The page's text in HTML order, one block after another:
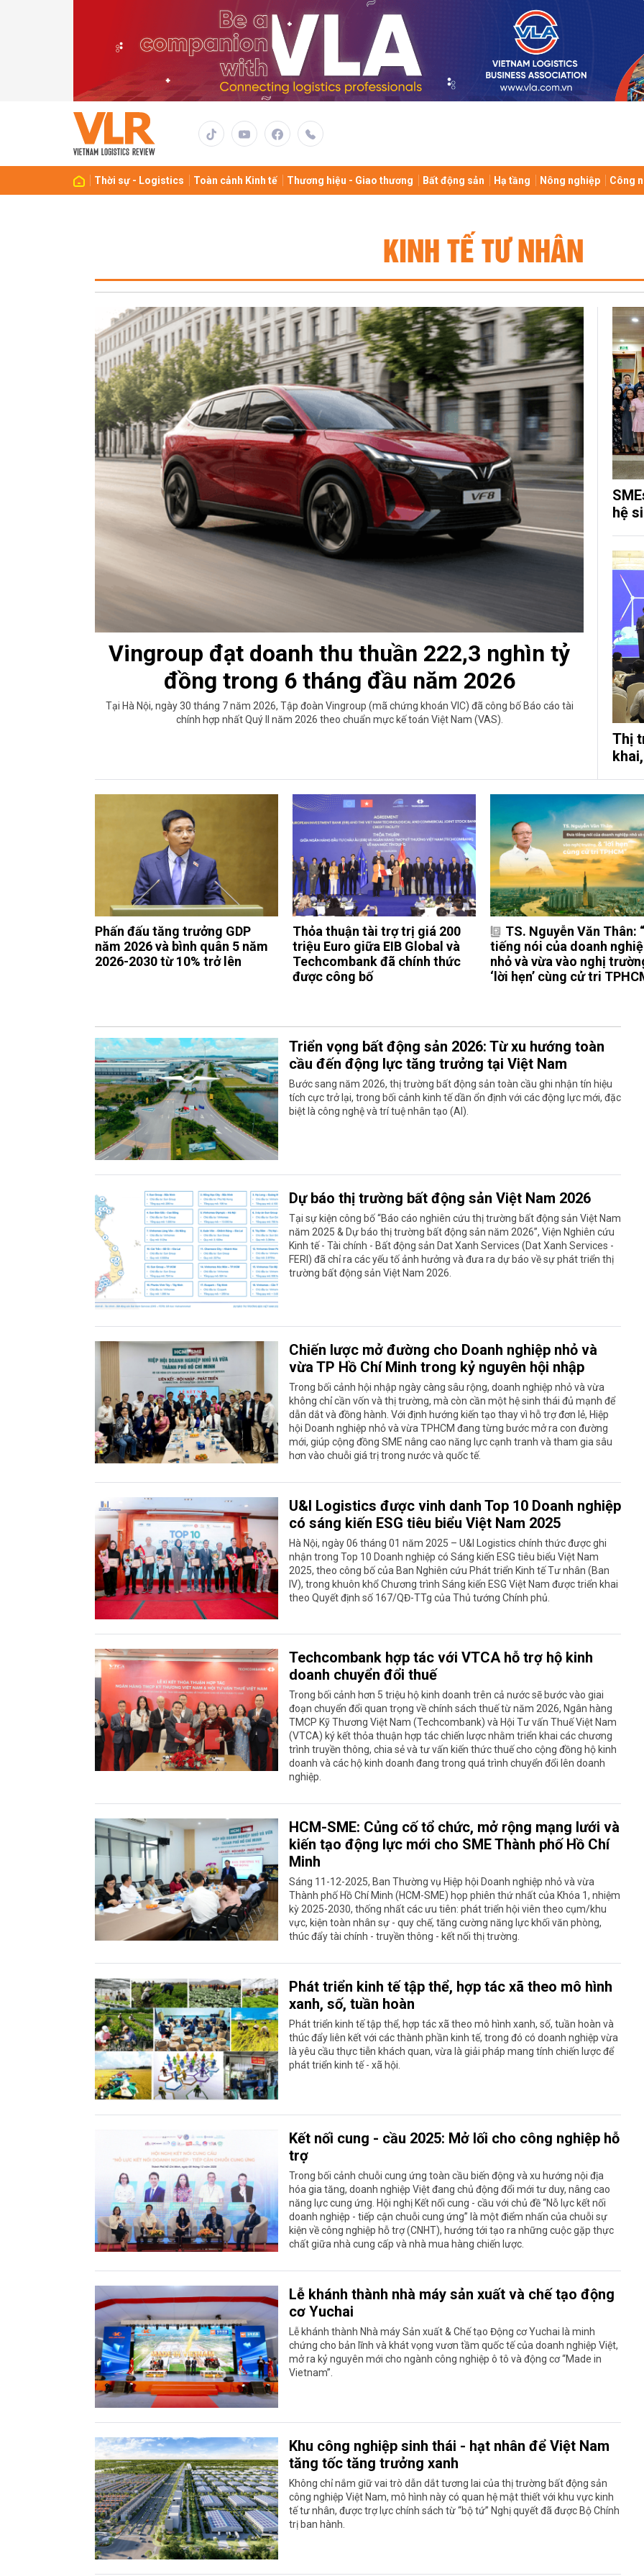
Thời sự - Logistics Toàn cảnh Kinh tế Thương hiệu - Giao thương Bất động sản Hạ tầng Nông nghiệp Công
KINH TẾ TƯ NHÂN
Vingroup đạt doanh thu thuần 222,3 nghìn tỷ
đồng trong 6 tháng đầu năm 2026
Tại Hà Nội, ngày 30 tháng 7 năm 2026, Tập đoàn Vingroup (mã chứng khoán VIC) đã công bố Báo cáo tài
chính hợp nhất Quý II năm 2026 theo chuẩn mực kế toán Việt Nam (VAS).
hệ
Thị
Phấn đấu tăng trưởng GDP
năm 2026 và bình quân 5 năm
2026-2030 từ 10% trở lên
Thỏa thuận tài trợ trị giá 200
triệu Euro giữa EIB Global và
Techcombank đã chính thức
được công bố
TS. Nguyễn Văn Thân:
tiếng nói của doanh
nhỏ và vừa vào nghị
‘lời hẹn’ cùng cử tri
Triển vọng bất động sản 2026: Từ xu hướng toàn
cầu đến động lực tăng trưởng tại Việt Nam
Bước sang năm 2026, thị trường bất động sản toàn cầu ghi nhận tín hiệu
tích cực trở lại, trong bối cảnh kinh tế dần ổn định với các động lực mới, đặc
biệt là công nghệ và trí tuệ nhân tạo (AI).
Dự báo thị trường bất động sản Việt Nam 2026
Tại sự kiện công bố “Báo cáo nghiên cứu thị trường bất động sản Việt Nam
năm 2025 & Dự báo thị trường bất động sản năm 2026”, Viện Nghiên cứu
Kinh tế - Tài chính - Bất động sản Dat Xanh Services (Dat Xanh Services -
FERI) đã chỉ ra các yếu tố ảnh hưởng và đưa ra dự báo về sự phát triển thị
trường bất động sản Việt Nam 2026.
Chiến lược mở đường cho Doanh nghiệp nhỏ và
vừa TP Hồ Chí Minh trong kỷ nguyên hội nhập
Trong bối cảnh hội nhập ngày càng sâu rộng, doanh nghiệp nhỏ và vừa
không chỉ cần vốn và thị trường, mà còn cần một hệ sinh thái đủ mạnh để
dẫn dắt và đồng hành. Với định hướng kiến tạo thay vì hỗ trợ đơn lẻ, Hiệp
hội Doanh nghiệp nhỏ và vừa TPHCM đang từng bước mở ra con đường
mới, giúp cộng đồng SME nâng cao năng lực cạnh tranh và tham gia sâu
hơn vào chuỗi giá trị trong nước và quốc tế.
U&I Logistics được vinh danh Top 10 Doanh nghiệp
có sáng kiến ESG tiêu biểu Việt Nam 2025
Hà Nội, ngày 06 tháng 01 năm 2025 – U&I Logistics chính thức được ghi
nhận trong Top 10 Doanh nghiệp có Sáng kiến ESG tiêu biểu Việt Nam
2025, theo công bố của Ban Nghiên cứu Phát triển Kinh tế Tư nhân (Ban
IV), trong khuôn khổ Chương trình Sáng kiến ESG Việt Nam được triển khai
theo Quyết định số 167/QĐ-TTg của Thủ tướng Chính phủ.
Techcombank hợp tác với VTCA hỗ trợ hộ kinh
doanh chuyển đổi thuế
Trong bối cảnh hơn 5 triệu hộ kinh doanh trên cả nước sẽ bước vào giai
đoạn chuyển đổi quan trọng về chính sách thuế từ năm 2026, Ngân hàng
TMCP Kỹ Thương Việt Nam (Techcombank) và Hội Tư vấn Thuế Việt Nam
(VTCA) ký kết thỏa thuận hợp tác chiến lược nhằm triển khai các chương
trình truyền thông, chia sẻ và tư vấn kiến thức thuế cho cộng đồng hộ kinh
doanh và các hộ kinh doanh đang trong quá trình chuyển đổi lên doanh
nghiệp.
HCM-SME: Củng cố tổ chức, mở rộng mạng lưới và
kiến tạo động lực mới cho SME Thành phố Hồ Chí
Minh
Sáng 11-12-2025, Ban Thường vụ Hiệp hội Doanh nghiệp nhỏ và vừa
Thành phố Hồ Chí Minh (HCM-SME) họp phiên thứ nhất của Khóa 1, nhiệm
kỳ 2025-2030, thống nhất các ưu tiên: phát triển hội viên theo cụm/khu
vực, kiện toàn nhân sự - quy chế, tăng cường năng lực khối văn phòng,
thúc đẩy tài chính - truyền thông - kết nối thị trường.
Phát triển kinh tế tập thể, hợp tác xã theo mô hình
xanh, số, tuần hoàn
Phát triển kinh tế tập thể, hợp tác xã theo mô hình xanh, số, tuần hoàn và
thúc đẩy liên kết với các thành phần kinh tế, trong đó có doanh nghiệp vừa
là yêu cầu thực tiễn khách quan, vừa là giải pháp mang tính chiến lược để
phát triển kinh tế - xã hội.
Kết nối cung - cầu 2025: Mở lối cho công nghiệp hỗ
trợ
Trong bối cảnh chuỗi cung ứng toàn cầu biến động và xu hướng nội địa
hóa gia tăng, doanh nghiệp Việt đang chủ động đổi mới tư duy, nâng cao
năng lực cung ứng. Hội nghị Kết nối cung - cầu với chủ đề “Nỗ lực kết nối
doanh nghiệp - tiếp cận chuỗi cung ứng” là một điểm nhấn của chuỗi sự
kiện về công nghiệp hỗ trợ (CNHT), hướng tới tạo ra những cuộc gặp thực
chất giữa nhà cung cấp và nhà mua hàng chiến lược.
Lễ khánh thành nhà máy sản xuất và chế tạo động
cơ Yuchai
Lễ khánh thành Nhà máy Sản xuất & Chế tạo Động cơ Yuchai là minh
chứng cho bản lĩnh và khát vọng vươn tầm quốc tế của doanh nghiệp Việt,
mở ra kỷ nguyên mới cho ngành công nghiệp ô tô và động cơ “Made in
Vietnam”.
Khu công nghiệp sinh thái - hạt nhân để Việt Nam
tăng tốc tăng trưởng xanh
Không chỉ nắm giữ vai trò dẫn dắt tương lai của thị trường bất động sản
công nghiệp Việt Nam, mô hình này có quan hệ mật thiết với khu vực kinh
tế tư nhân, được trợ lực chính sách từ “bộ tứ” Nghị quyết đã được Bộ Chính
trị ban hành.